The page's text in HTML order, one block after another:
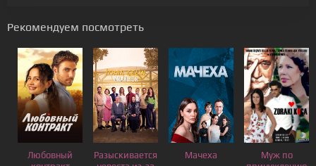
Рекомендуем посмотреть
Любовный
Разыскивается
Мачеха
Муж по